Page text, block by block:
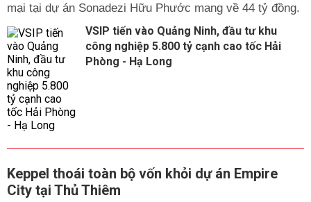
mại tại dự án Sonadezi Hữu Phước mang về 44 tỷ đồng.
VSIP tiến vào Quảng Ninh, đầu tư khu
công nghiệp 5.800 tỷ cạnh cao tốc Hải
Phòng - Hạ Long
Keppel thoái toàn bộ vốn khỏi dự án Empire
City tại Thủ Thiêm